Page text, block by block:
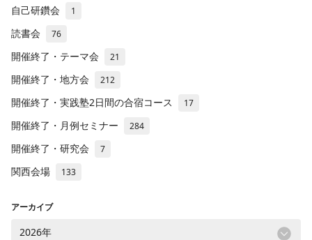
自己研鑽会 1
読書会 76
開催終了・テーマ会 21
開催終了・地方会 212
開催終了・実践塾2日間の合宿コース 17
開催終了・月例セミナー 284
開催終了・研究会 7
関西会場 133
アーカイブ
2026年